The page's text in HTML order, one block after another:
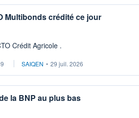
Multibonds crédité ce jour
Crédit Agricole .
SAIQEN • 29 juil. 2026
la BNP au plus bas